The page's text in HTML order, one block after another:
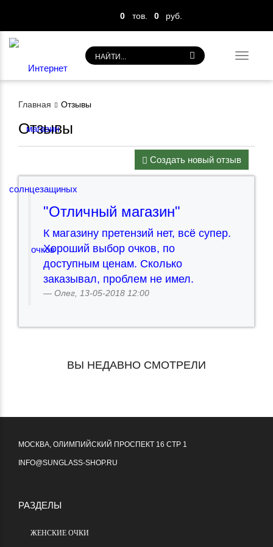
0 тов. 0 руб.
Главная Отзывы
Отзывы
Создать новый отзыв
"Отличный магазин"
К магазину претензий нет, всё супер.
Хороший выбор очков, по
доступным ценам. Сколько
заказывал, проблем не имел.
Олег, 13-05-2018 12:00
ВЫ НЕДАВНО СМОТРЕЛИ
МОСКВА, ОЛИМПИЙСКИЙ ПРОСПЕКТ 16 СТР 1
INFO@SUNGLASS-SHOP.RU
РАЗДЕЛЫ
ЖЕНСКИЕ ОЧКИ